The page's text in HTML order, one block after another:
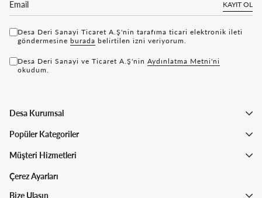
KAYIT OL
Desa Deri Sanayi Ticaret A.Ş'nin tarafıma ticari elektronik ileti
göndermesine bu rada belirtilen izni veriyorum.
Desa Deri Sanayi ve Ticaret A.Ş'nin Aydınlatma Metni'ni
okudum.
Desa Kurumsal
Popüler Kategoriler
Müşteri Hizmetleri
Çerez Ayarları
Bize Ulaşın